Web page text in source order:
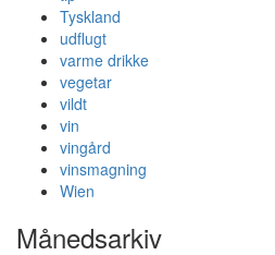
Tyskland
udflugt
varme drikke
vegetar
vildt
vin
vingård
vinsmagning
Wien
Månedsarkiv